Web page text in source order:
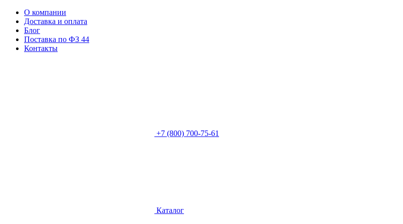
О компании
Доставка и оплата
Блог
Поставка по ФЗ 44
Контакты
+7 (800) 700-75-61
Каталог